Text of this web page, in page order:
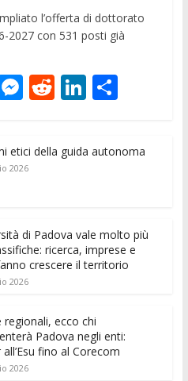
l’offerta di dottorato
2027 con 531 posti già
M
ss
e
er
R
di
Li
e
C
di
etici della guida autonoma
2026
di Padova vale molto più
ricerca, imprese e
crescere il territorio
2026
regionali, ecco chi
Padova negli enti:
all’Esu fino al Corecom
2026